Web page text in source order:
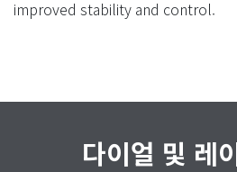
improved stability and control.
다이얼 및 레